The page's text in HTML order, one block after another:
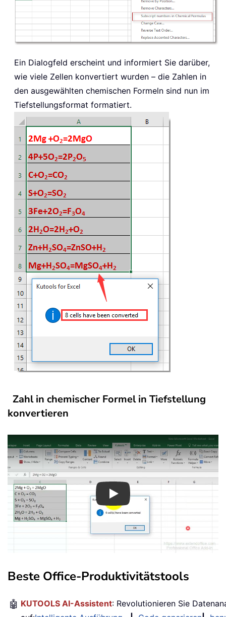
Ein Dialogfeld erscheint und informiert Sie darüber,
wie viele Zellen konvertiert wurden – die Zahlen in
den ausgewählten chemischen Formeln sind nun im
Tiefstellungsformat formatiert.
Zahl in chemischer Formel in Tiefstellung
konvertieren
Play
Beste Office-Produktivitätstools
🤖 KUTOOLS AI-Assistent: Revolutionieren Sie